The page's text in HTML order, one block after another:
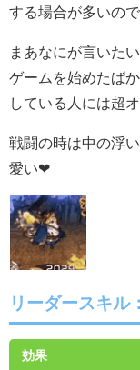
する場合が多いの
まあなにが言いた
ゲームを始めたば
している人には超
戦闘の時は中の浮
愛い❤
リーダースキル：
効果